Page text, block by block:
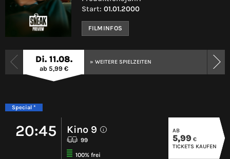
Start: 01.01.2000
FILMINFOS
Di. 11.08.
ab 5,99 €
» WEITERE SPIELZEITEN
Special *
20:45 Kino 9 i
99
100% frei
AB
5,99 €
TICKETS KAUFEN